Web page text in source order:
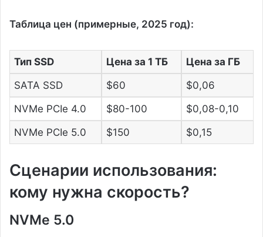
Таблица цен (примерные, 2025 год):
Тип SSD Цена за 1 ТБ
Цена за ГБ
SATA SSD
$60
$0,06
NVMe PCIe 4.0
$80-100
$0,08-0,10
NVMe PCIe 5.0
$150 $0,15
Сценарии использования:
кому нужна скорость?
NVMe 5.0